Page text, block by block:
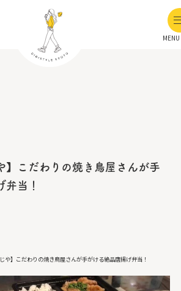
MENU
】こだわりの焼き鳥屋さんが手
弁当！
や】こだわりの焼き鳥屋さんが手がける絶品唐揚げ弁当！